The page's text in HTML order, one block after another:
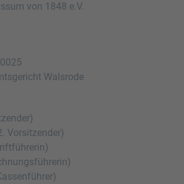
von 1848 e.V.
Walsrode
Vorsitzender)